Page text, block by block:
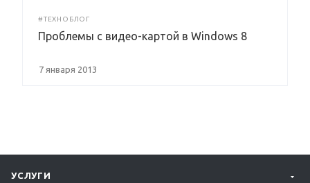
#ТЕХНОБЛОГ
Проблемы с видео-картой в Windows 8
7 января 2013
УСЛУГИ